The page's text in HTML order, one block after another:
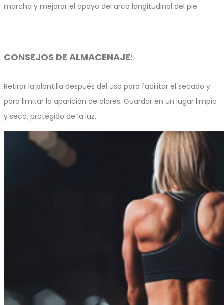
marcha y mejorar el apoyo del arco longitudinal del pie.
CONSEJOS DE ALMACENAJE:
Retirar la plantilla después del uso para facilitar el secado y
para limitar la aparición de olores. Guardar en un lugar limpio
y seco, protegido de la luz.